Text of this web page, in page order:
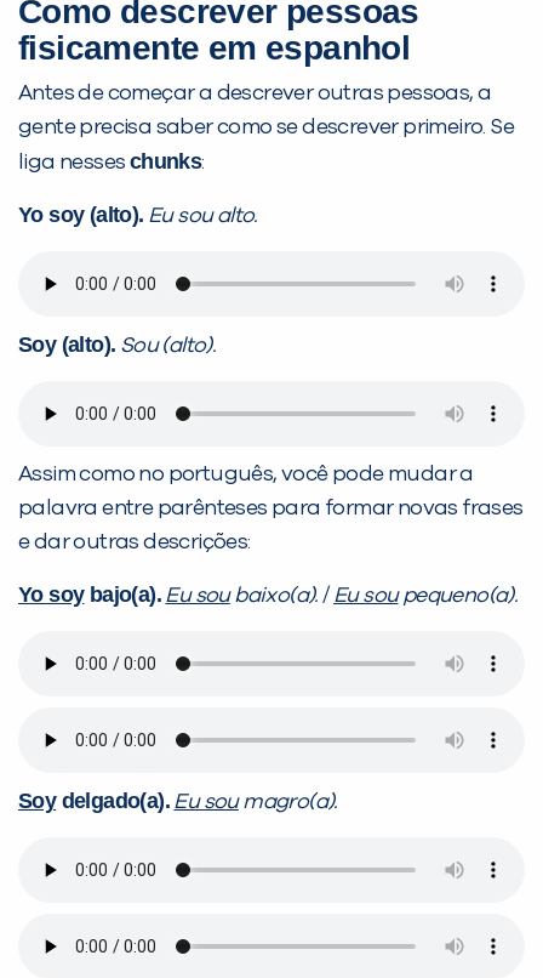
Como descrever pessoas
fisicamente em espanhol
Antes de começar a descrever outras pessoas, a
gente precisa saber como se descrever primeiro. Se
liga nesses chunks:
Yo soy (alto). Eu sou alto.
Soy (alto). Sou (alto).
Assim como no português, você pode mudar a
palavra entre parênteses para formar novas frases
e dar outras descrições:
Yo soybajo(a). Eu soubaixo(a). / Eu soupequeno(a).
Soydelgado(a). Eu soumagro(a).
Preencha com seus dados abaixo e
já vamos te colocar em contato
com a
Você é aluno inFlux?